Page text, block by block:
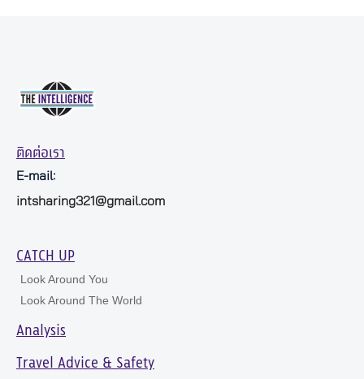
ติดต่อเรา
E-mail:
intsharing321@gmail.com
CATCH UP
Look Around You
Look Around The World
Analysis
Travel Advice & Safety